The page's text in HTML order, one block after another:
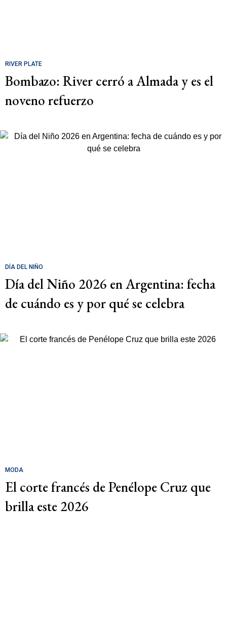
RIVER PLATE
Bombazo: River cerró a Almada y es el
noveno refuerzo
DÍA DEL NIÑO
Día del Niño 2026 en Argentina: fecha
de cuándo es y por qué se celebra
MODA
El corte francés de Penélope Cruz que
brilla este 2026